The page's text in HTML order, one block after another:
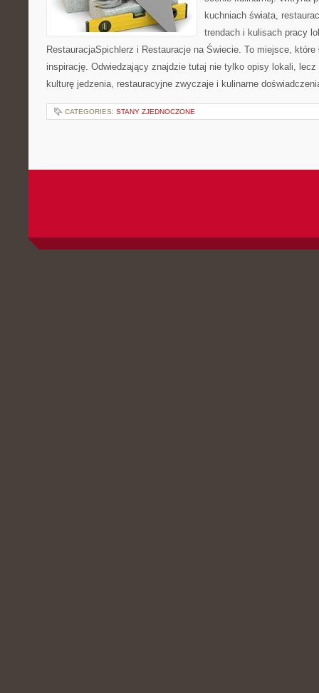
kuchniach świata,
trendach i kulisach pracy
RestauracjaSpichlerz i Restauracje na Świecie. To miejsce, które
inspirację. Odwiedzający znajdzie tutaj nie tylko opisy lokali,
kulturę jedzenia, restauracyjne zwyczaje i kulinarne
CATEGORIES: STANY ZJEDNOCZONE